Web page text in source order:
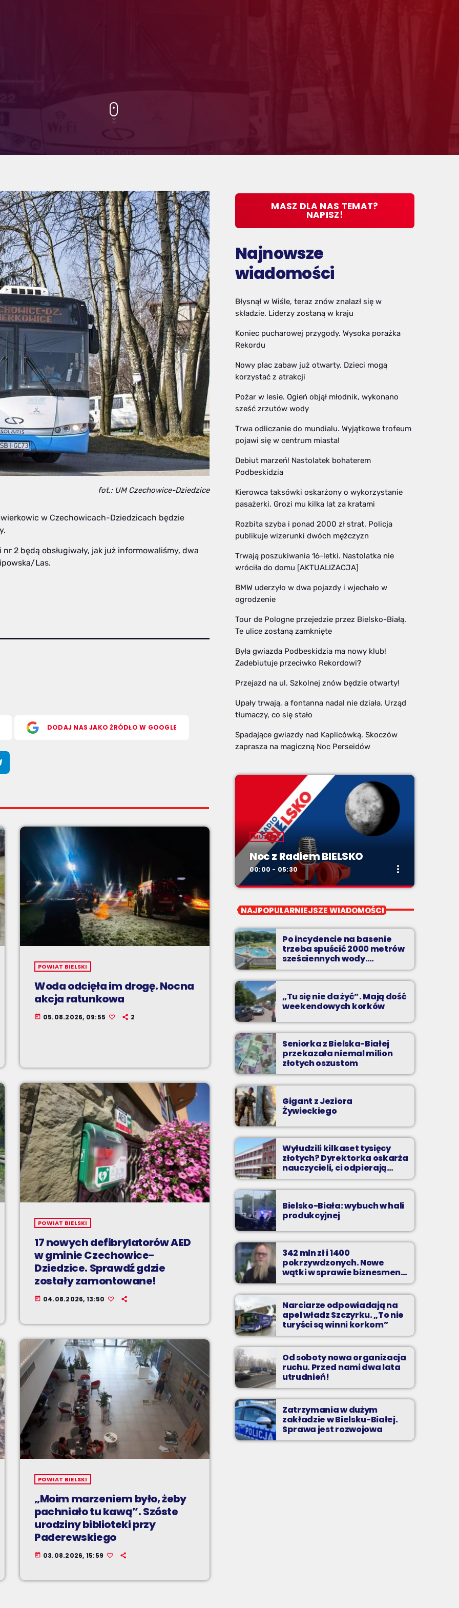
fot.: UM Czechowice-Dziedzice
w Czechowicach-Dziedzicach będzie
2 będą obsługiwały, jak już informowaliśmy, dwa
Las.
DODAJ NAS JAKO ŹRÓDŁO W GOOGLE
POWIAT BIELSKI
Woda odcięła im drogę. Nocna
akcja ratunkowa
today 05.08.2026, 09:55 2
POWIAT BIELSKI
17 nowych defibrylatorów AED
w gminie Czechowice-
Dziedzice. Sprawdź gdzie
zostały zamontowane!
today 04.08.2026, 13:50
POWIAT BIELSKI
„Moim marzeniem było, żeby
pachniało tu kawą”. Szóste
urodziny biblioteki przy
Paderewskiego
today 03.08.2026, 15:59
MASZ DLA NAS TEMAT?
NAPISZ!
Najnowsze
wiadomości
Błysnął w Wiśle, teraz znów znalazł się w
składzie. Liderzy zostaną w kraju
Koniec pucharowej przygody. Wysoka porażka
Rekordu
Nowy plac zabaw już otwarty. Dzieci mogą
korzystać z atrakcji
Pożar w lesie. Ogień objął młodnik, wykonano
sześć zrzutów wody
Trwa odliczanie do mundialu. Wyjątkowe trofeum
pojawi się w centrum miasta!
Debiut marzeń! Nastolatek bohaterem
Podbeskidzia
Kierowca taksówki oskarżony o wykorzystanie
pasażerki. Grozi mu kilka lat za kratami
Rozbita szyba i ponad 2000 zł strat. Policja
publikuje wizerunki dwóch mężczyzn
Trwają poszukiwania 16-letki. Nastolatka nie
wróciła do domu [AKTUALIZACJA]
BMW uderzyło w dwa pojazdy i wjechało w
ogrodzenie
Tour de Pologne przejedzie przez Bielsko-Białą.
Te ulice zostaną zamknięte
Była gwiazda Podbeskidzia ma nowy klub!
Zadebiutuje przeciwko Rekordowi?
Przejazd na ul. Szkolnej znów będzie otwarty!
Upały trwają, a fontanna nadal nie działa. Urząd
tłumaczy, co się stało
Spadające gwiazdy nad Kaplicówką. Skoczów
zaprasza na magiczną Noc Perseidów
MUZYKA
Noc z Radiem BIELSKO
00:00 - 05:30 more_vert
Noc z Radiem BIELSKO
to właśnie nocą można "upolować" na naszej
antenie prawdziwe muzyczne perełki.
NAJPOPULARNIEJSZE WIADOMOŚCI
Po incydencie na basenie
trzeba spuścić 2000 metrów
sześciennych wody.
„Ogromne koszty i ogromna
praca”
„Tu się nie da żyć”. Mają dość
weekendowych korków
Seniorka z Bielska-Białej
przekazała niemal milion
złotych oszustom
Gigant z Jeziora
Żywieckiego
Wyłudzili kilkaset tysięcy
złotych? Dyrektorka oskarża
nauczycieli, ci odpierają
zarzuty
Bielsko-Biała: wybuch w hali
produkcyjnej
342 mln zł i 1400
pokrzywdzonych. Nowe
wątki w sprawie biznesmena
z Bielska-Białej
Narciarze odpowiadają na
apel władz Szczyrku. „To nie
turyści są winni korkom”
Od soboty nowa organizacja
ruchu. Przed nami dwa lata
utrudnień!
Zatrzymania w dużym
zakładzie w Bielsku-Białej.
Sprawa jest rozwojowa